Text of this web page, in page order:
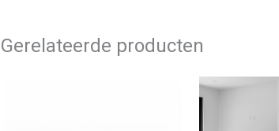
Gerelateerde producten